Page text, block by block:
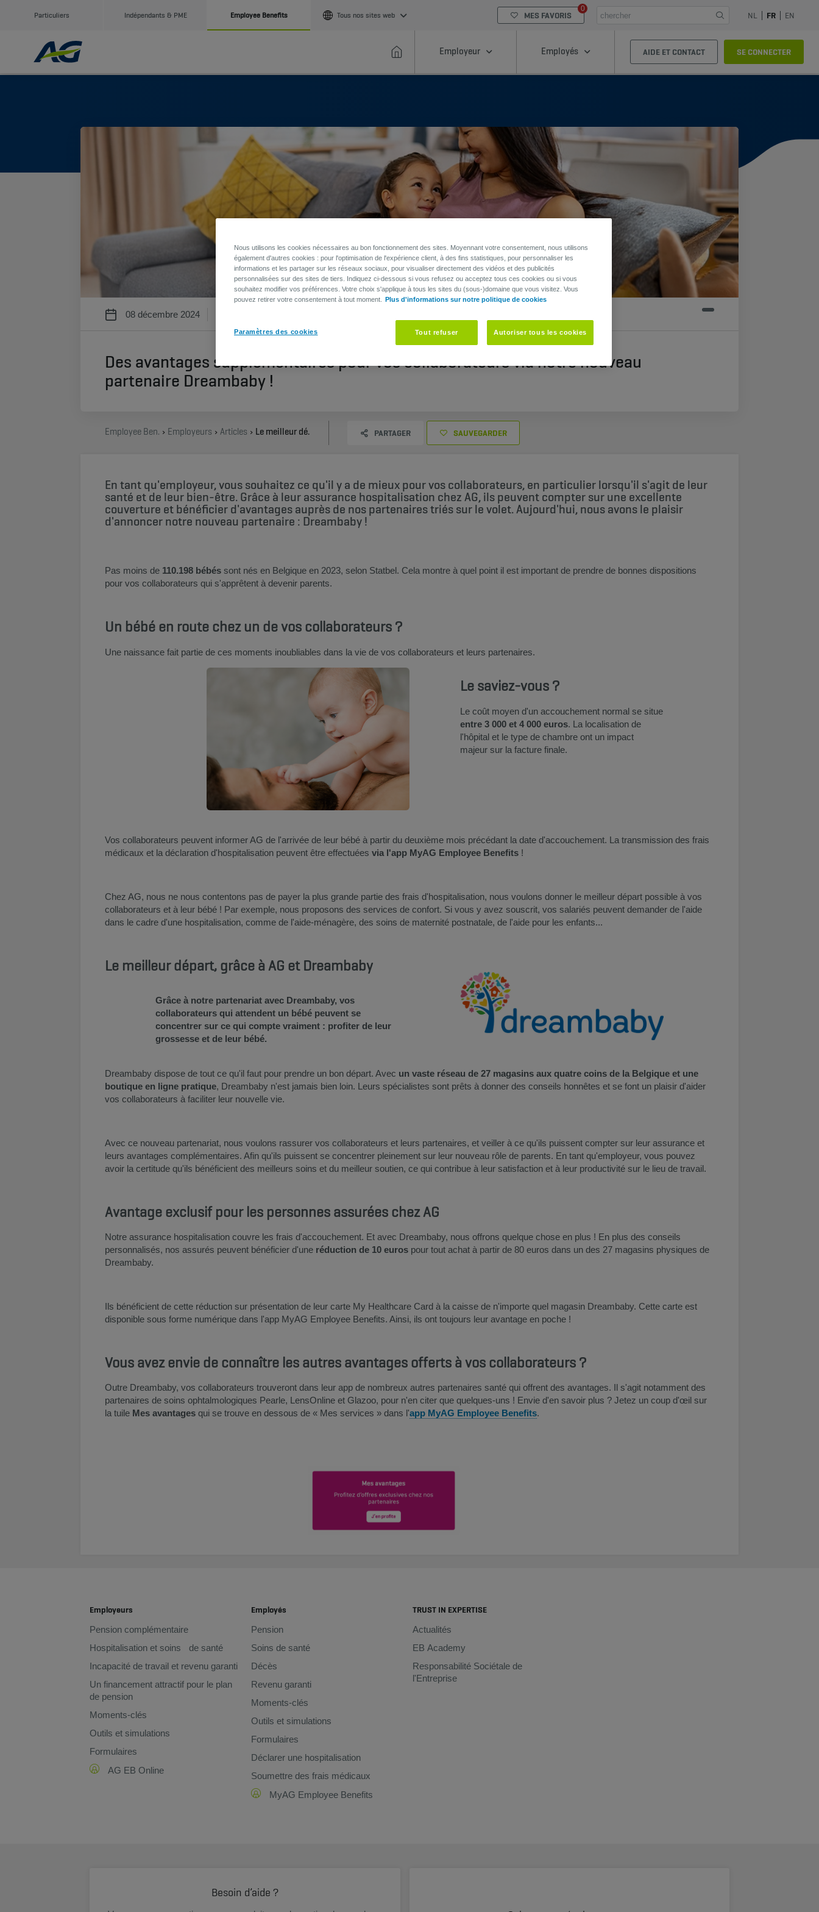
Particuliers Indépendants & PME Employee Benefits Tous nos sites web MES FAVORIS
0
NL FR EN
Employeur Employés AIDE ET CONTACT SE CONNECTER
08 décembre 2024
Des avantages supplémentaires pour vos collaborateurs via notre nouveau
partenaire Dreambaby !
Employee Benefits Employeurs Articles Le meilleur départ, grâce à AG et Dreambaby PARTAGER SAUVEGARDER
En tant qu'employeur, vous souhaitez ce qu'il y a de mieux pour vos collaborateurs, en particulier lorsqu'il s'agit de leur
santé et de leur bien-être. Grâce à leur assurance hospitalisation chez AG, ils peuvent compter sur une excellente
couverture et bénéficier d'avantages auprès de nos partenaires triés sur le volet. Aujourd'hui, nous avons le plaisir
d'annoncer notre nouveau partenaire : Dreambaby !
Pas moins de 110.198 bébés sont nés en Belgique en 2023, selon Statbel. Cela montre à quel point il est important de prendre de bonnes dispositions
pour vos collaborateurs qui s'apprêtent à devenir parents.
Un bébé en route chez un de vos collaborateurs ?
Une naissance fait partie de ces moments inoubliables dans la vie de vos collaborateurs et leurs partenaires.
Le saviez-vous ?
Le coût moyen d'un accouchement normal se situe
entre 3 000 et 4 000 euros. La localisation de
l'hôpital et le type de chambre ont un impact
majeur sur la facture finale.
Vos collaborateurs peuvent informer AG de l'arrivée de leur bébé à partir du deuxième mois précédant la date d'accouchement. La transmission des frais
médicaux et la déclaration d'hospitalisation peuvent être effectuées via l'app MyAG Employee Benefits !
Chez AG, nous ne nous contentons pas de payer la plus grande partie des frais d'hospitalisation, nous voulons donner le meilleur départ possible à vos
collaborateurs et à leur bébé ! Par exemple, nous proposons des services de confort. Si vous y avez souscrit, vos salariés peuvent demander de l'aide
dans le cadre d'une hospitalisation, comme de l'aide-ménagère, des soins de maternité postnatale, de l'aide pour les enfants...
Le meilleur départ, grâce à AG et Dreambaby
Grâce à notre partenariat avec Dreambaby, vos
collaborateurs qui attendent un bébé peuvent se
concentrer sur ce qui compte vraiment : profiter de leur
grossesse et de leur bébé.
Dreambaby dispose de tout ce qu'il faut pour prendre un bon départ. Avec un vaste réseau de 27 magasins aux quatre coins de la Belgique et une
boutique en ligne pratique, Dreambaby n'est jamais bien loin. Leurs spécialistes sont prêts à donner des conseils honnêtes et se font un plaisir d'aider
vos collaborateurs à faciliter leur nouvelle vie.
Avec ce nouveau partenariat, nous voulons rassurer vos collaborateurs et leurs partenaires, et veiller à ce qu'ils puissent compter sur leur assurance et
leurs avantages complémentaires. Afin qu'ils puissent se concentrer pleinement sur leur nouveau rôle de parents. En tant qu'employeur, vous pouvez
avoir la certitude qu'ils bénéficient des meilleurs soins et du meilleur soutien, ce qui contribue à leur satisfaction et à leur productivité sur le lieu de travail.
Avantage exclusif pour les personnes assurées chez AG
Notre assurance hospitalisation couvre les frais d'accouchement. Et avec Dreambaby, nous offrons quelque chose en plus ! En plus des conseils
personnalisés, nos assurés peuvent bénéficier d'une réduction de 10 euros pour tout achat à partir de 80 euros dans un des 27 magasins physiques de
Dreambaby.
Ils bénéficient de cette réduction sur présentation de leur carte My Healthcare Card à la caisse de n'importe quel magasin Dreambaby. Cette carte est
disponible sous forme numérique dans l'app MyAG Employee Benefits. Ainsi, ils ont toujours leur avantage en poche !
Vous avez envie de connaître les autres avantages offerts à vos collaborateurs ?
Outre Dreambaby, vos collaborateurs trouveront dans leur app de nombreux autres partenaires santé qui offrent des avantages. Il s'agit notamment des
partenaires de soins ophtalmologiques Pearle, LensOnline et Glazoo, pour n'en citer que quelques-uns ! Envie d'en savoir plus ? Jetez un coup d'œil sur
la tuile Mes avantages qui se trouve en dessous de « Mes services » dans l'app MyAG Employee Benefits.
Employeurs
Pension complémentaire
Hospitalisation et soins de santé
Incapacité de travail et revenu garanti
Un financement attractif pour le plan
de pension
Moments-clés
Outils et simulations
Formulaires
AG EB Online
Employés
Pension
Soins de santé
Décès
Revenu garanti
Moments-clés
Outils et simulations
Formulaires
Déclarer une hospitalisation
Soumettre des frais médicaux
MyAG Employee Benefits
TRUST IN EXPERTISE
Actualités
EB Academy
Responsabilité Sociétale de
l'Entreprise
Besoin d’aide ?
Nous utilisons les cookies nécessaires au bon fonctionnement des sites. Moyennant votre consentement, nous utilisons
également d'autres cookies : pour l'optimisation de l'expérience client, à des fins statistiques, pour personnaliser les
informations et les partager sur les réseaux sociaux, pour visualiser directement des vidéos et des publicités
personnalisées sur des sites de tiers. Indiquez ci-dessous si vous refusez ou acceptez tous ces cookies ou si vous
souhaitez modifier vos préférences. Votre choix s'applique à tous les sites du (sous-)domaine que vous visitez. Vous
pouvez retirer votre consentement à tout moment.
Plus d'informations sur notre politique de cookies
Paramètres des cookies Tout refuser Autoriser tous les cookies